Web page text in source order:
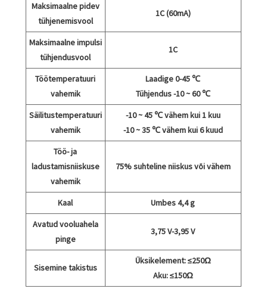
Maksimaalne pidev
tühjenemisvool
1C (60mA)
Maksimaalne impulsi
tühjendusvool
1C
Töötemperatuuri
vahemik
Laadige 0-45 ℃
Tühjendus -10 ~ 60 ℃
Säilitustemperatuuri
vahemik
-10 ~ 45 ℃ vähem kui 1 kuu
-10 ~ 35 ℃ vähem kui 6 kuud
Töö- ja
ladustamisniiskuse
vahemik
75% suhteline niiskus või vähem
Kaal
Umbes 4,4 g
Avatud vooluahela
pinge
3,75 V-3,95 V
Sisemine takistus
Üksikelement: ≤250Ω
Aku: ≤150Ω